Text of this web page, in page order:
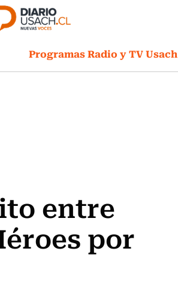
Programas Radio y TV Usach
entre
por